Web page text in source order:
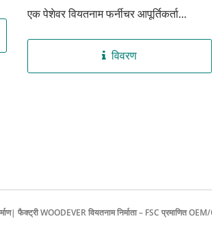
एक पेशेवर वियतनाम फर्नीचर आपूर्तिकर्ता...
विवरण
फैक्ट्री WOODEVER वियतनाम निर्माता – FSC प्रमाणित